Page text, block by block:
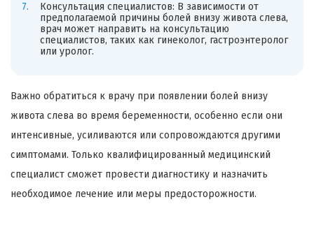
Консультация специалистов: В зависимости от
предполагаемой причины болей внизу живота слева,
врач может направить на консультацию
специалистов, таких как гинеколог, гастроэнтеролог
или уролог.
Важно обратиться к врачу при появлении болей внизу
живота слева во время беременности, особенно если они
интенсивные, усиливаются или сопровождаются другими
симптомами. Только квалифицированный медицинский
специалист сможет провести диагностику и назначить
необходимое лечение или меры предосторожности.